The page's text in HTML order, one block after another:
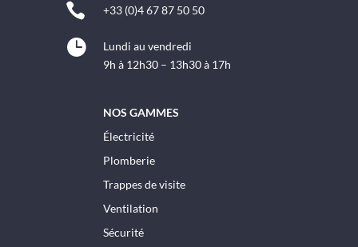
 +33 (0)4 67 87 50 50

Lundi au vendredi
9h à 12h30 – 13h30 à 17h
NOS GAMMES
Électricité
Plomberie
Trappes de visite
Ventilation
Sécurité